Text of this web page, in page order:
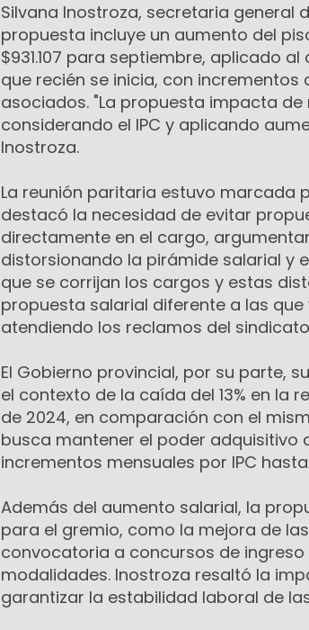
Silvana Inostroza, secretaria general
propuesta incluye un aumento del
$931.107 para septiembre, aplicado
que recién se inicia, con
asociados. "La propuesta impacta
considerando el IPC y aplicando
Inostroza.
La reunión paritaria estuvo marcada
destacó la necesidad de evitar
directamente en el cargo,
distorsionando la pirámide salarial y
que se corrijan los cargos y estas
propuesta salarial diferente a las
atendiendo los reclamos del
El Gobierno provincial, por su parte,
el contexto de la caída del 13% en la
de 2024, en comparación con el
busca mantener el poder adquisitivo
incrementos mensuales por IPC
Además del aumento salarial, la
para el gremio, como la mejora de
convocatoria a concursos de
modalidades. Inostroza resaltó la
garantizar la estabilidad laboral de